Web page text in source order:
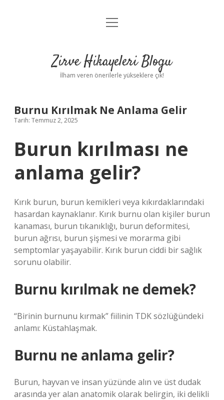
Anasayfa
Yasal Uyarı
menüyü
Zirve Hikayeleri Blogu
İlham veren önerilerle yükseklere çık!
Burnu Kırılmak Ne Anlama Gelir
Tarih: Temmuz 2, 2025
Burun kırılması ne
anlama gelir?
Kırık burun, burun kemikleri veya kıkırdaklarındaki
hasardan kaynaklanır. Kırık burnu olan kişiler burun
kanaması, burun tıkanıklığı, burun deformitesi,
burun ağrısı, burun şişmesi ve morarma gibi
semptomlar yaşayabilir. Kırık burun ciddi bir sağlık
sorunu olabilir.
Burnu kırılmak ne demek?
“Birinin burnunu kırmak” fiilinin TDK sözlüğündeki
anlamı: Küstahlaşmak.
Burnu ne anlama gelir?
Burun, hayvan ve insan yüzünde alın ve üst dudak
arasında yer alan anatomik olarak belirgin, iki delikli